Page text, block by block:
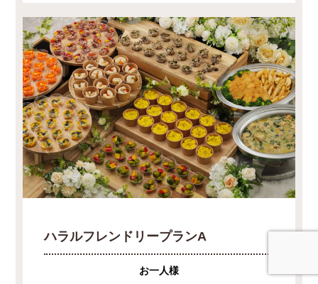
ハラルフレンドリープランA
お一人様